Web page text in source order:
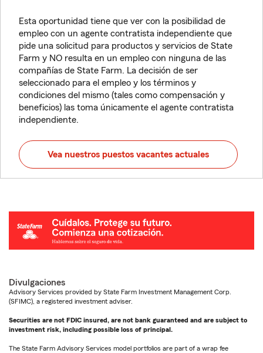
Esta oportunidad tiene que ver con la posibilidad de
empleo con un agente contratista independiente que
pide una solicitud para productos y servicios de State
Farm y NO resulta en un empleo con ninguna de las
compañías de State Farm. La decisión de ser
seleccionado para el empleo y los términos y
condiciones del mismo (tales como compensación y
beneficios) las toma únicamente el agente contratista
independiente.
Vea nuestros puestos vacantes actuales
Divulgaciones
Advisory Services provided by State Farm Investment Management Corp.
(SFIMC), a registered investment adviser.
Securities are not FDIC insured, are not bank guaranteed and are subject to
investment risk, including possible loss of principal.
The State Farm Advisory Services model portfolios are part of a wrap fee